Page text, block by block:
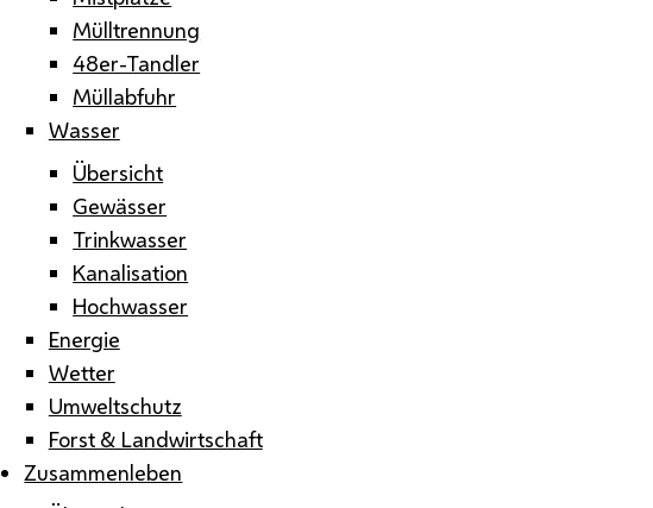
Mülltrennung
48er-Tandler
Müllabfuhr
Wasser
Übersicht
Gewässer
Trinkwasser
Kanalisation
Hochwasser
Energie
Wetter
Umweltschutz
Forst & Landwirtschaft
Zusammenleben